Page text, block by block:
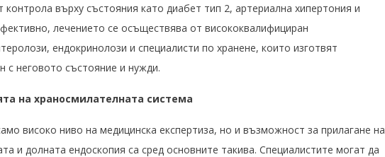
върху състояния като диабет тип 2, артериална хипертония и
лечението се осъществява от висококвалифициран
ендокринолози и специалисти по хранене, които изготвят
с неговото състояние и нужди.
на храносмилателната система
високо ниво на медицинска експертиза, но и възможност за прилагане на
и долната ендоскопия са сред основните такива. Специалистите могат да